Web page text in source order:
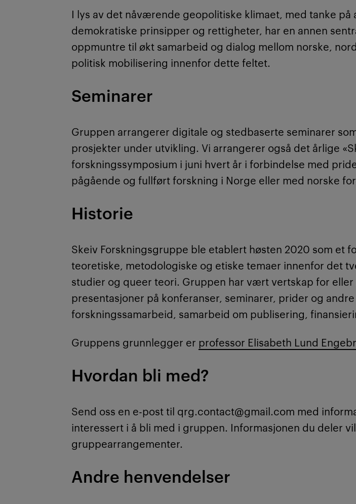
I lys av det nåværende geopolitiske klimaet, med tanke
demokratiske prinsipper og rettigheter, har en annen
oppmuntre til økt samarbeid og dialog mellom norske,
politisk mobilisering innenfor dette feltet.
Seminarer
Gruppen arrangerer digitale og stedbaserte seminarer
prosjekter under utvikling. Vi arrangerer også det årlige
forskningssymposium i juni hvert år i forbindelse med
pågående og fullført forskning i Norge eller med norske
Historie
Skeiv Forskningsgruppe ble etablert høsten 2020 som et
teoretiske, metodologiske og etiske temaer innenfor det
studier og queer teori. Gruppen har vært vertskap for
presentasjoner på konferanser, seminarer, prider og
forskningssamarbeid, samarbeid om publisering,
Gruppens grunnlegger er professor Elisabeth Lund
Hvordan bli med?
Send oss en e-post til qrg.contact@gmail.com med
interessert i å bli med i gruppen. Informasjonen du deler
gruppearrangementer.
Andre henvendelser